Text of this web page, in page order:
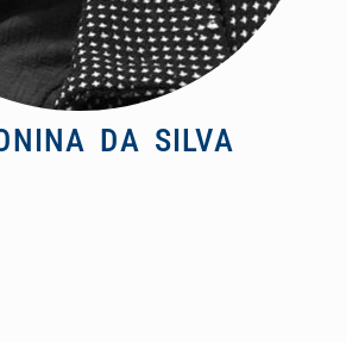
DA SILVA